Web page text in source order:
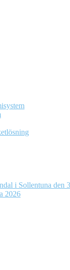
i Sollentuna den
2026